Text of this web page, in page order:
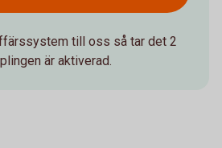
till oss så tar det 2
är aktiverad.